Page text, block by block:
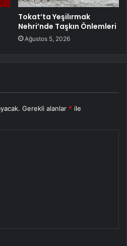
Tokat’ta Yeşilırmak
Nehri’nde Taşkın Önlemleri
Ağustos 5, 2026
Gerekli alanlar * ile